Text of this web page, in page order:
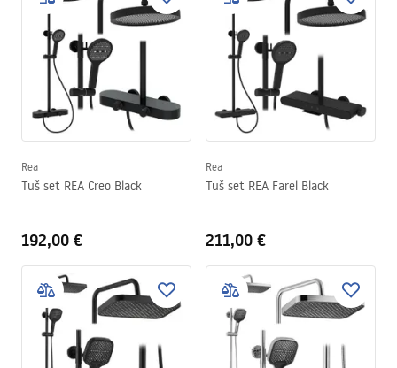
Rea
Tuš set REA Creo Black
192,00 €
Rea
Tuš set REA Farel Black
211,00 €